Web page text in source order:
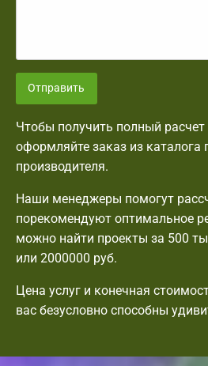
Отправить
Чтобы получить полный
оформляйте заказ из каталога
производителя.
Наши менеджеры помогут
порекомендуют оптимальное
можно найти проекты за 500
или 2000000 руб.
Цена услуг и конечная
вас безусловно способны